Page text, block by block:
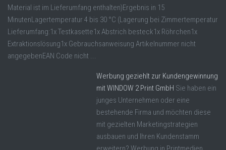
Material ist im Lieferumfang enthalten)Ergebnis in 15
MinutenLagertemperatur 4 bis 30 °C (Lagerung bei Zimmertemperatur
Lieferumfang:1x Testkasette1x Abstrich besteck1x Röhrchen1x
Extraktionslösung1x Gebrauchsanweisung Artikelnummer nicht
angegebenEAN Code nicht ...
Werbung geziehlt zur Kundengewinnung
mit WINDOW 2 Print GmbH Sie haben ein
junges Unternehmen oder eine
bestehende Firma und möchten diese
mit gezielten Marketingstrategien
ausbauen und Ihren Kundenstamm